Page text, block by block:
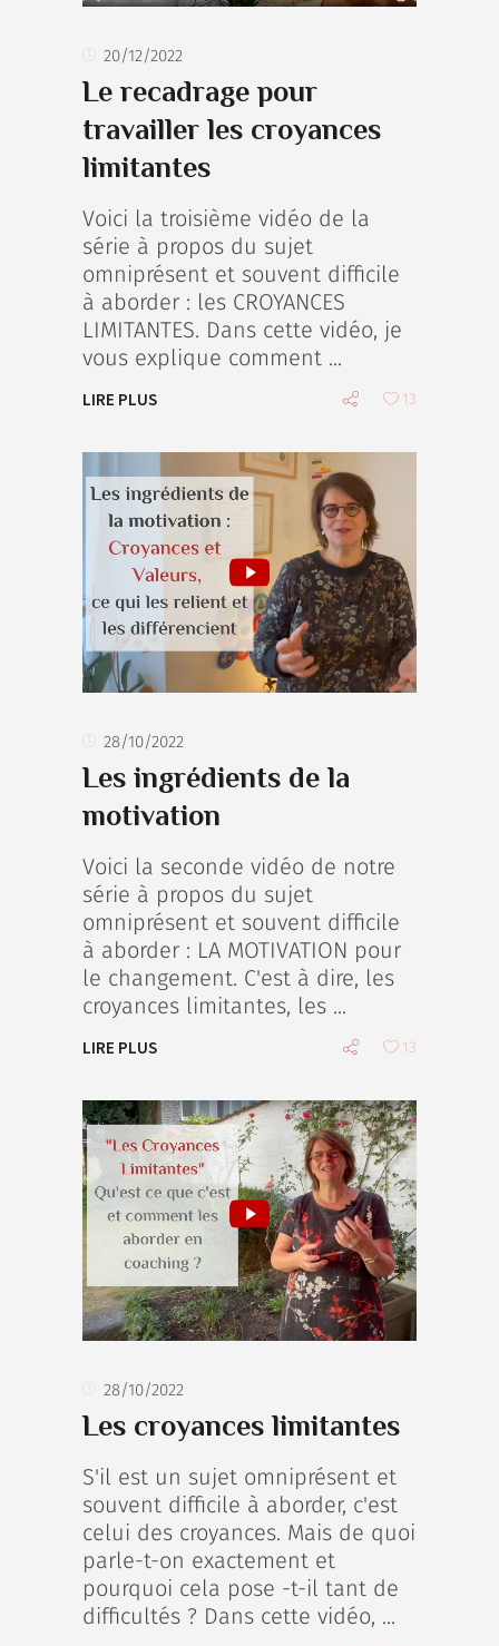
20/12/2022
Le recadrage pour
travailler les croyances
limitantes
Voici la troisième vidéo de la
série à propos du sujet
omniprésent et souvent difficile
à aborder : les CROYANCES
LIMITANTES. Dans cette vidéo, je
vous explique comment
LIRE PLUS 13
28/10/2022
Les ingrédients de la
motivation
Voici la seconde vidéo de notre
série à propos du sujet
omniprésent et souvent difficile
à aborder : LA MOTIVATION pour
le changement. C'est à dire, les
croyances limitantes, les
LIRE PLUS 13
28/10/2022
Les croyances limitantes
S'il est un sujet omniprésent et
souvent difficile à aborder, c'est
celui des croyances. Mais de quoi
parle-t-on exactement et
pourquoi cela pose -t-il tant de
difficultés ? Dans cette vidéo,